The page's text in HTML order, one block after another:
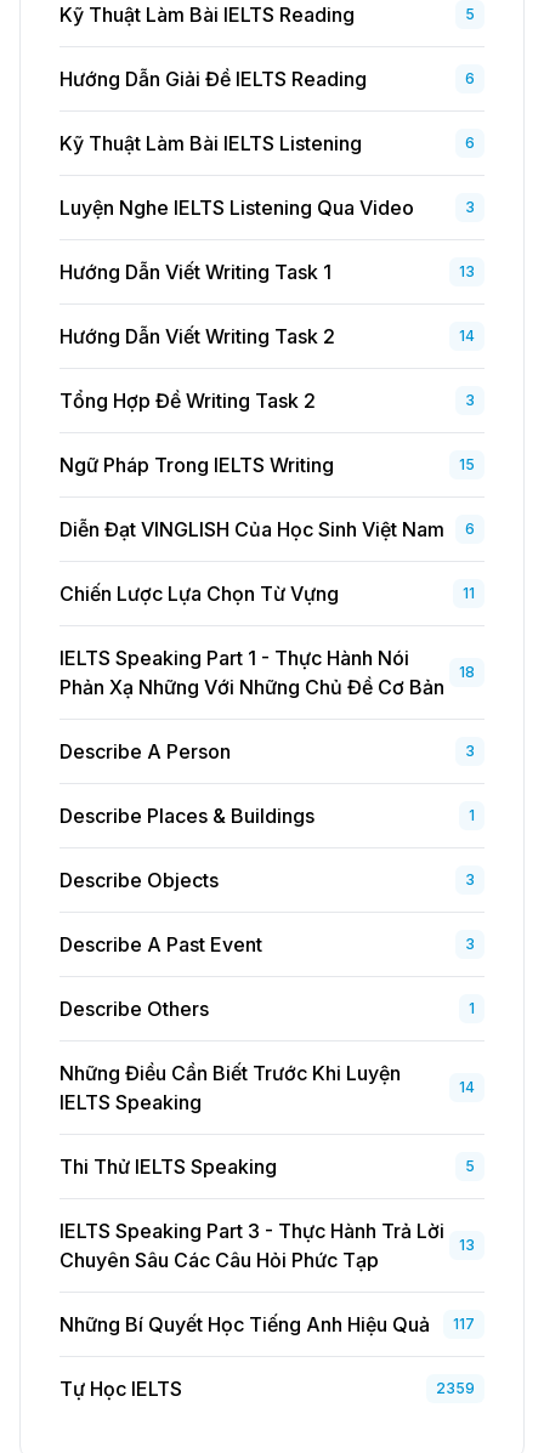
Kỹ Thuật Làm Bài IELTS Reading 5
Hướng Dẫn Giải Đề IELTS Reading 6
Kỹ Thuật Làm Bài IELTS Listening 6
Luyện Nghe IELTS Listening Qua Video 3
Hướng Dẫn Viết Writing Task 1 13
Hướng Dẫn Viết Writing Task 2 14
Tổng Hợp Đề Writing Task 2 3
Ngữ Pháp Trong IELTS Writing 15
Diễn Đạt VINGLISH Của Học Sinh Việt Nam 6
Chiến Lược Lựa Chọn Từ Vựng 11
IELTS Speaking Part 1 - Thực Hành Nói
Phản Xạ Những Với Những Chủ Đề Cơ Bản
18
Describe A Person 3
Describe Places & Buildings 1
Describe Objects 3
Describe A Past Event 3
Describe Others 1
Những Điều Cần Biết Trước Khi Luyện
IELTS Speaking
14
Thi Thử IELTS Speaking 5
IELTS Speaking Part 3 - Thực Hành Trả Lời
Chuyên Sâu Các Câu Hỏi Phức Tạp
13
Những Bí Quyết Học Tiếng Anh Hiệu Quả 117
Tự Học IELTS 2359